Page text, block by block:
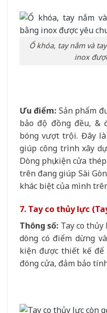
Ổ khóa, tay nắm và
inox
Ưu điểm: Sản phẩm
bảo độ đồng đều, &
bóng vượt trội. Đây
giúp công trình xây
Dòng phụ kiện cửa
trên đang giúp Sài
khác biệt của mình
7. Tay co thủy lực
Thông số: Tay co
dòng có điểm dừng
kiện được thiết kế
đóng cửa, đảm bảo